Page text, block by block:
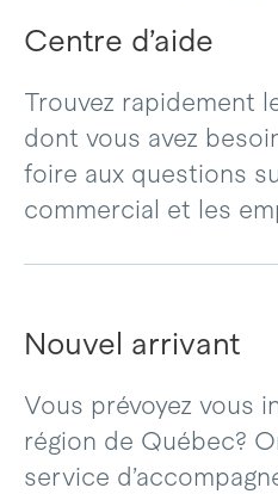
Centre d’aide
Trouvez rapidement
dont vous avez
foire aux questions
commercial et les
Nouvel arrivant
Vous prévoyez vous
région de Québec?
service